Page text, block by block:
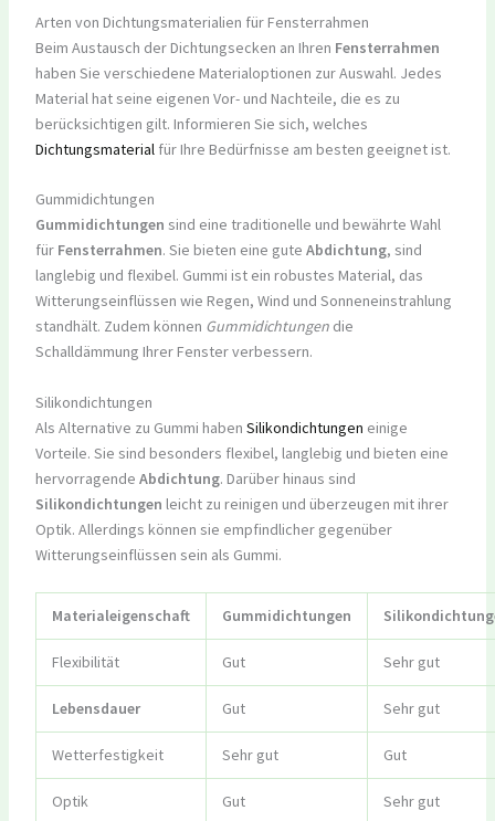
Arten von Dichtungsmaterialien für Fensterrahmen
Beim Austausch der Dichtungsecken an Ihren Fensterrahmen
haben Sie verschiedene Materialoptionen zur Auswahl. Jedes
Material hat seine eigenen Vor- und Nachteile, die es zu
berücksichtigen gilt. Informieren Sie sich, welches
Dichtungsmaterialfür Ihre Bedürfnisse am besten geeignet ist.
Gummidichtungen
Gummidichtungen sind eine traditionelle und bewährte Wahl
für Fensterrahmen. Sie bieten eine gute Abdichtung, sind
langlebig und flexibel. Gummi ist ein robustes Material, das
Witterungseinflüssen wie Regen, Wind und Sonneneinstrahlung
standhält. Zudem können Gummidichtungendie
Schalldämmung Ihrer Fenster verbessern.
Silikondichtungen
Als Alternative zu Gummi haben Silikondichtungen einige
Vorteile. Sie sind besonders flexibel, langlebig und bieten eine
hervorragende Abdichtung. Darüber hinaus sind
Silikondichtungen leicht zu reinigen und überzeugen mit ihrer
Optik. Allerdings können sie empfindlicher gegenüber
Witterungseinflüssen sein als Gummi.
Materialeigenschaft Gummidichtungen
Flexibilität Gut Sehr gut
Lebensdauer Gut Sehr gut
Wetterfestigkeit Sehr gut Gut
Optik Gut Sehr gut